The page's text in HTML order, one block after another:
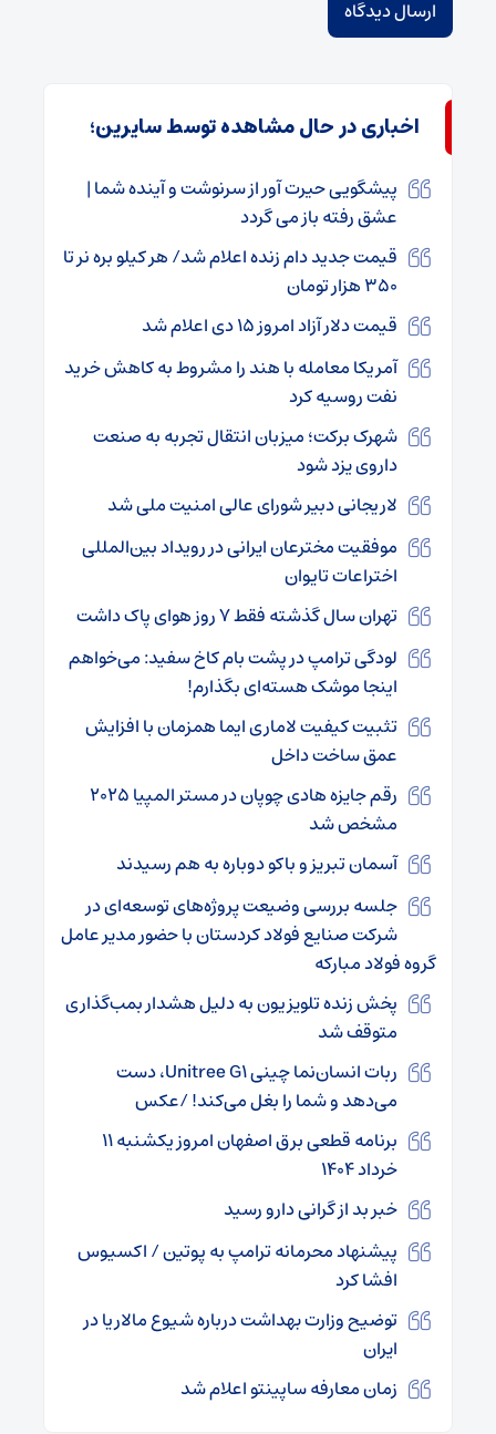
اخباری در حال مشاهده توسط سایرین؛
پیشگویی حیرت آور از سرنوشت و آینده شما |
عشق رفته باز می گردد
قیمت جدید دام زنده اعلام شد/ هر کیلو بره نر تا
۳۵۰ هزار تومان
قیمت دلار آزاد امروز ۱۵ دی اعلام شد
آمریکا معامله با هند را مشروط به کاهش خرید
نفت روسیه کرد
شهرک برکت؛ میزبان انتقال تجربه به صنعت
داروی یزد شود
لاریجانی دبیر شورای عالی امنیت ملی شد
موفقیت مخترعان ایرانی در رویداد بین‌المللی
اختراعات تایوان
تهران سال گذشته فقط ۷ روز هوای پاک داشت
لودگی ترامپ در پشت بام کاخ سفید: می‌خواهم
اینجا موشک هسته‌ای بگذارم!
تثبیت کیفیت لاماری ایما همزمان با افزایش
عمق ساخت داخل
رقم جایزه هادی چوپان در مستر المپیا ۲۰۲۵
مشخص شد
آسمان تبریز و باکو دوباره به هم رسیدند
جلسه بررسی وضیعت پروژه‌های توسعه‌ای در
شرکت صنایع فولاد کردستان با حضور مدیر عامل
گروه فولاد مبارکه
پخش زنده تلویزیون به دلیل هشدار بمب‌گذاری
متوقف شد
ربات انسان‌نما چینی Unitree G۱، دست
می‌دهد و شما را بغل می‌کند! /عکس
برنامه قطعی برق اصفهان امروز یکشنبه ۱۱
خرداد ۱۴۰۴
خبر بد از گرانی دارو رسید
پیشنهاد محرمانه ترامپ به پوتین / اکسیوس
افشا کرد
توضیح وزارت بهداشت درباره شیوع مالاریا در
ایران
زمان معارفه ساپینتو اعلام شد